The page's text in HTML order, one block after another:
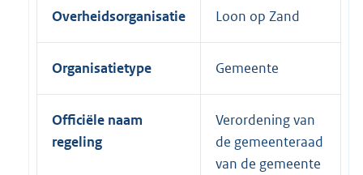
Overheidsorganisatie Loon op Zand
Organisatietype Gemeente
Officiële naam
regeling
Verordening van
de gemeenteraad
van de gemeente